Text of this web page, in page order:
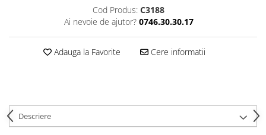
Cod Produs: C3188
Ai nevoie de ajutor? 0746.30.30.17
Adauga la Favorite Cere informatii
Descriere